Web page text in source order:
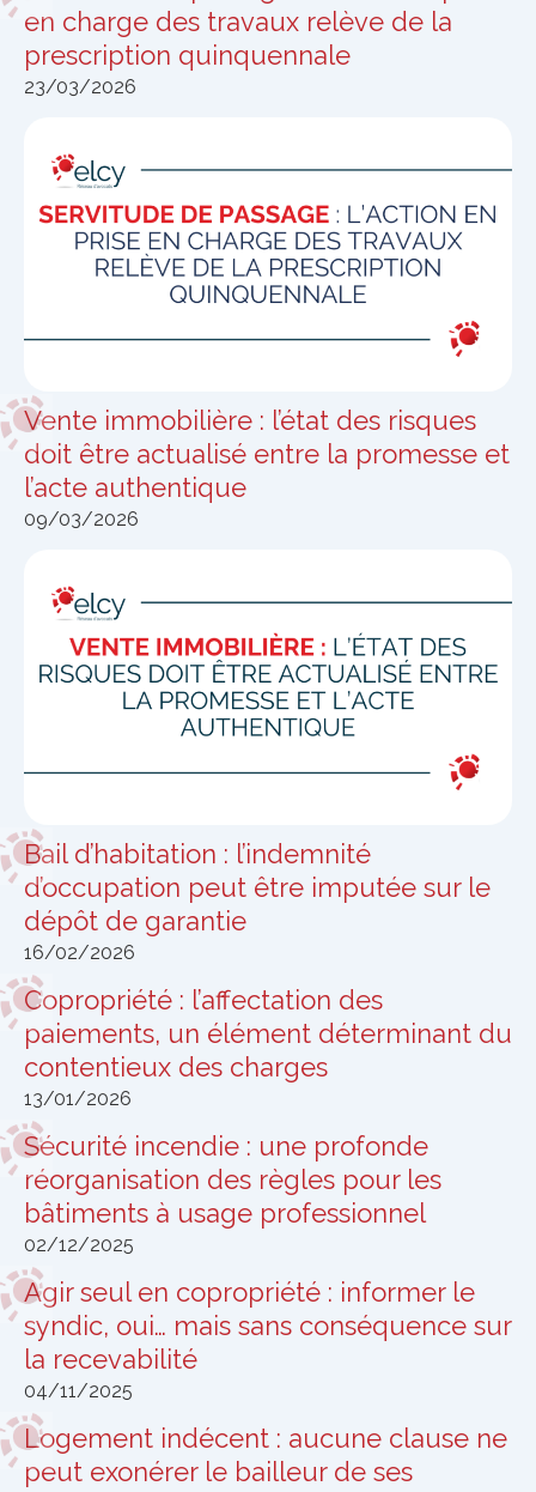
en charge des travaux relève de la
prescription quinquennale
23/03/2026
Vente immobilière : l’état des risques
doit être actualisé entre la promesse et
l’acte authentique
09/03/2026
Bail d’habitation : l’indemnité
d’occupation peut être imputée sur le
dépôt de garantie
16/02/2026
Copropriété : l’affectation des
paiements, un élément déterminant du
contentieux des charges
13/01/2026
Sécurité incendie : une profonde
réorganisation des règles pour les
bâtiments à usage professionnel
02/12/2025
Agir seul en copropriété : informer le
syndic, oui… mais sans conséquence sur
la recevabilité
04/11/2025
Logement indécent : aucune clause ne
peut exonérer le bailleur de ses